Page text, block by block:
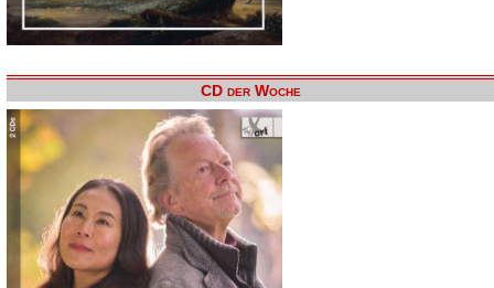
CD der Woche